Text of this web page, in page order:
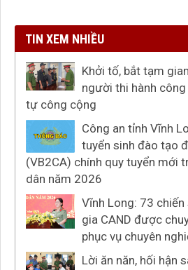
TIN XEM NHIỀU
Khởi tố, bắt tạm
người thi hành
tự công cộng
Công an tỉnh Vĩnh
tuyển sinh đào tạo
(VB2CA) chính quy tuyển mới
dân năm 2026
Vĩnh Long: 73
gia CAND được
phục vụ chuyên
Lời ăn năn, hối hận